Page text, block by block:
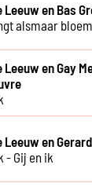
Leeuw en Bas
alsmaar
Leeuw en Gay
Leeuw en
- Gij en ik